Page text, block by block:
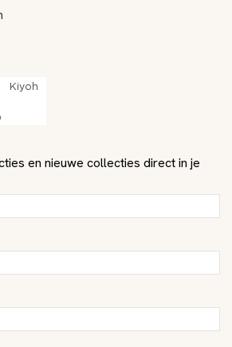
en nieuwe collecties direct in je